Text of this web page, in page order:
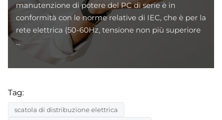
manutenzione di potere del PC di serie è in
conformità con le norme relative di IEC, che è per la
rete elettrica (50-60Hz, tensione non più superiore
...
Tag:
scatola di distribuzione elettrica